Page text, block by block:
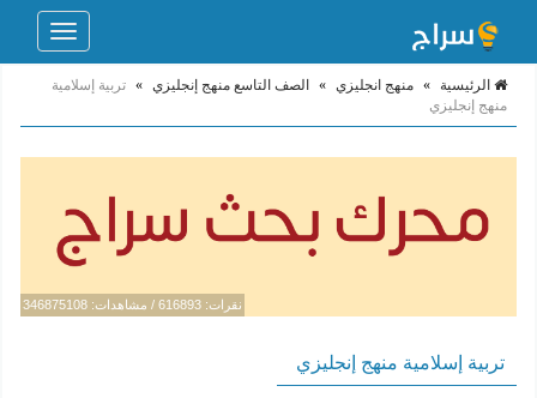
Toggle
الرئيسية » منهج انجليزي » الصف التاسع منهج إنجليزي » تربية إسلامية
منهج إنجليزي
نقرات: 616893 / مشاهدات: 346875108
تربية إسلامية منهج إنجليزي